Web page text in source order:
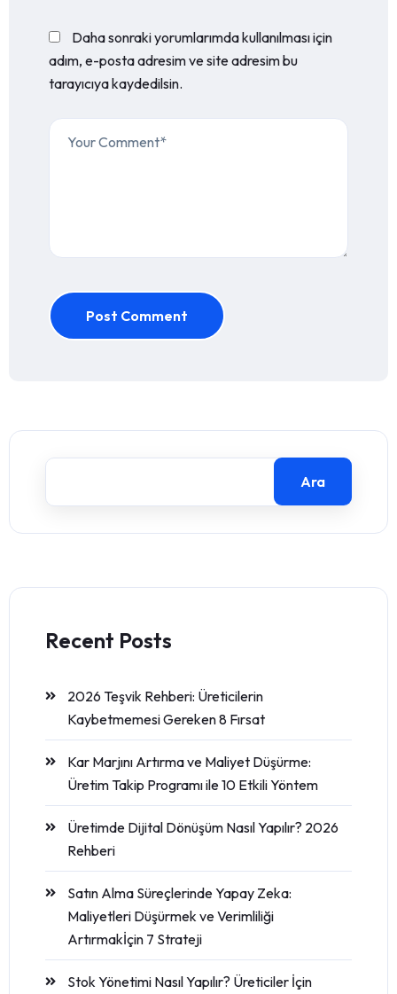
Daha sonraki yorumlarımda kullanılması için
adım, e-posta adresim ve site adresim bu
tarayıcıya kaydedilsin.
Post Comment
Ara
Recent Posts
2026 Teşvik Rehberi: Üreticilerin
Kaybetmemesi Gereken 8 Fırsat
Kar Marjını Artırma ve Maliyet Düşürme:
Üretim Takip Programı ile 10 Etkili Yöntem
Üretimde Dijital Dönüşüm Nasıl Yapılır? 2026
Rehberi
Satın Alma Süreçlerinde Yapay Zeka:
Maliyetleri Düşürmek ve Verimliliği
Artırmakİçin 7 Strateji
Stok Yönetimi Nasıl Yapılır? Üreticiler İçin